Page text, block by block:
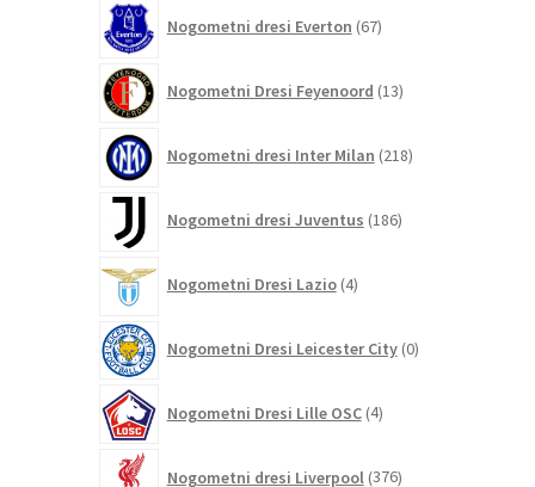
Nogometni dresi Everton 67izdelkov
Nogometni Dresi Feyenoord 13izdelkov
Nogometni dresi Inter Milan 218izdelkov
Nogometni dresi Juventus 186izdelkov
Nogometni Dresi Lazio 4izdelki
Nogometni Dresi Leicester City 0izdelkov
Nogometni Dresi Lille OSC 4izdelki
Nogometni dresi Liverpool 376